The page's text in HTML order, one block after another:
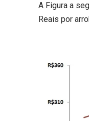
A Figura a
Reais por